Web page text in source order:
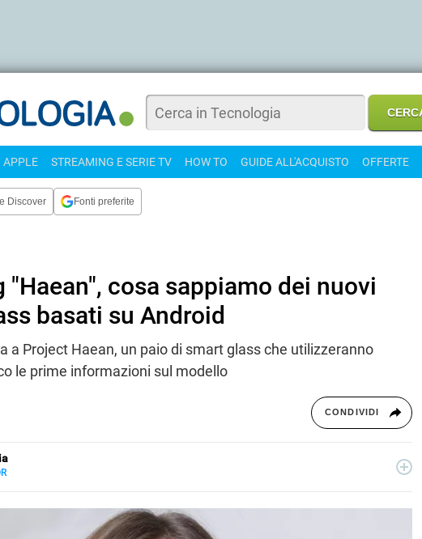
APPLE STREAMING E SERIE TV HOW TO GUIDE ALL'ACQUISTO OFFERTE
Discover Fonti preferite
"Haean", cosa sappiamo dei nuovi
basati su Android
a Project Haean, un paio di smart glass che utilizzeranno
le prime informazioni sul modello
CONDIVIDI